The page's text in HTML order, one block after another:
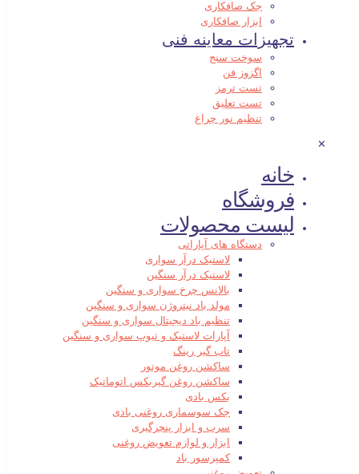
جک صافکاری
ابزار صافکاری
تجهیزات معاینه فنی
سوخت سنج
اگزوز فن
تست ترمز
تست تعلیق
تنظیم نور چراغ
✕
خانه
فروشگاه
لیست محصولات
دستگاه های آپاراتی
لاستیک درآر سواری
لاستیک درآر سنگین
بالانس چرخ سواری و سنگین
مولد باد نیتروژن سواری و سنگین
تنظیم باد دیجیتال سواری و سنگین
آپارات لاستیک و تیوپ سواری و سنگین
تاب گیر رینگ
ساکشن روغن موتور
ساکشن روغن گیربکس اتوماتیک
بکس بادی
جک سوسماری روغنی بادی
سرب و ابزار پنچرگیری
ابزار و لوازم تعویض روغنی
کمپرسور باد